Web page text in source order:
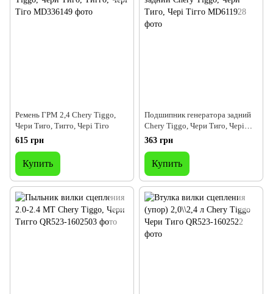
Ремень ГРМ 2,4 Chery Tiggo,
Чери Тиго, Тигго, Чері Тіго
615 грн
Купить
Подшипник генератора задний
Chery Tiggo, Чери Тиго, Чері
Тігго
363 грн
Купить